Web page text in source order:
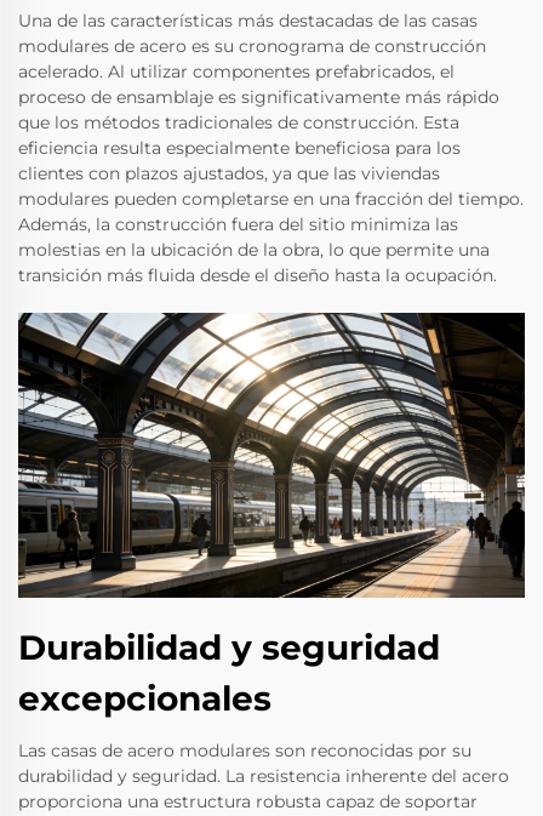
Una de las características más destacadas de las casas
modulares de acero es su cronograma de construcción
acelerado. Al utilizar componentes prefabricados, el
proceso de ensamblaje es significativamente más rápido
que los métodos tradicionales de construcción. Esta
eficiencia resulta especialmente beneficiosa para los
clientes con plazos ajustados, ya que las viviendas
modulares pueden completarse en una fracción del tiempo.
Además, la construcción fuera del sitio minimiza las
molestias en la ubicación de la obra, lo que permite una
transición más fluida desde el diseño hasta la ocupación.
Durabilidad y seguridad
excepcionales
Las casas de acero modulares son reconocidas por su
durabilidad y seguridad. La resistencia inherente del acero
proporciona una estructura robusta capaz de soportar